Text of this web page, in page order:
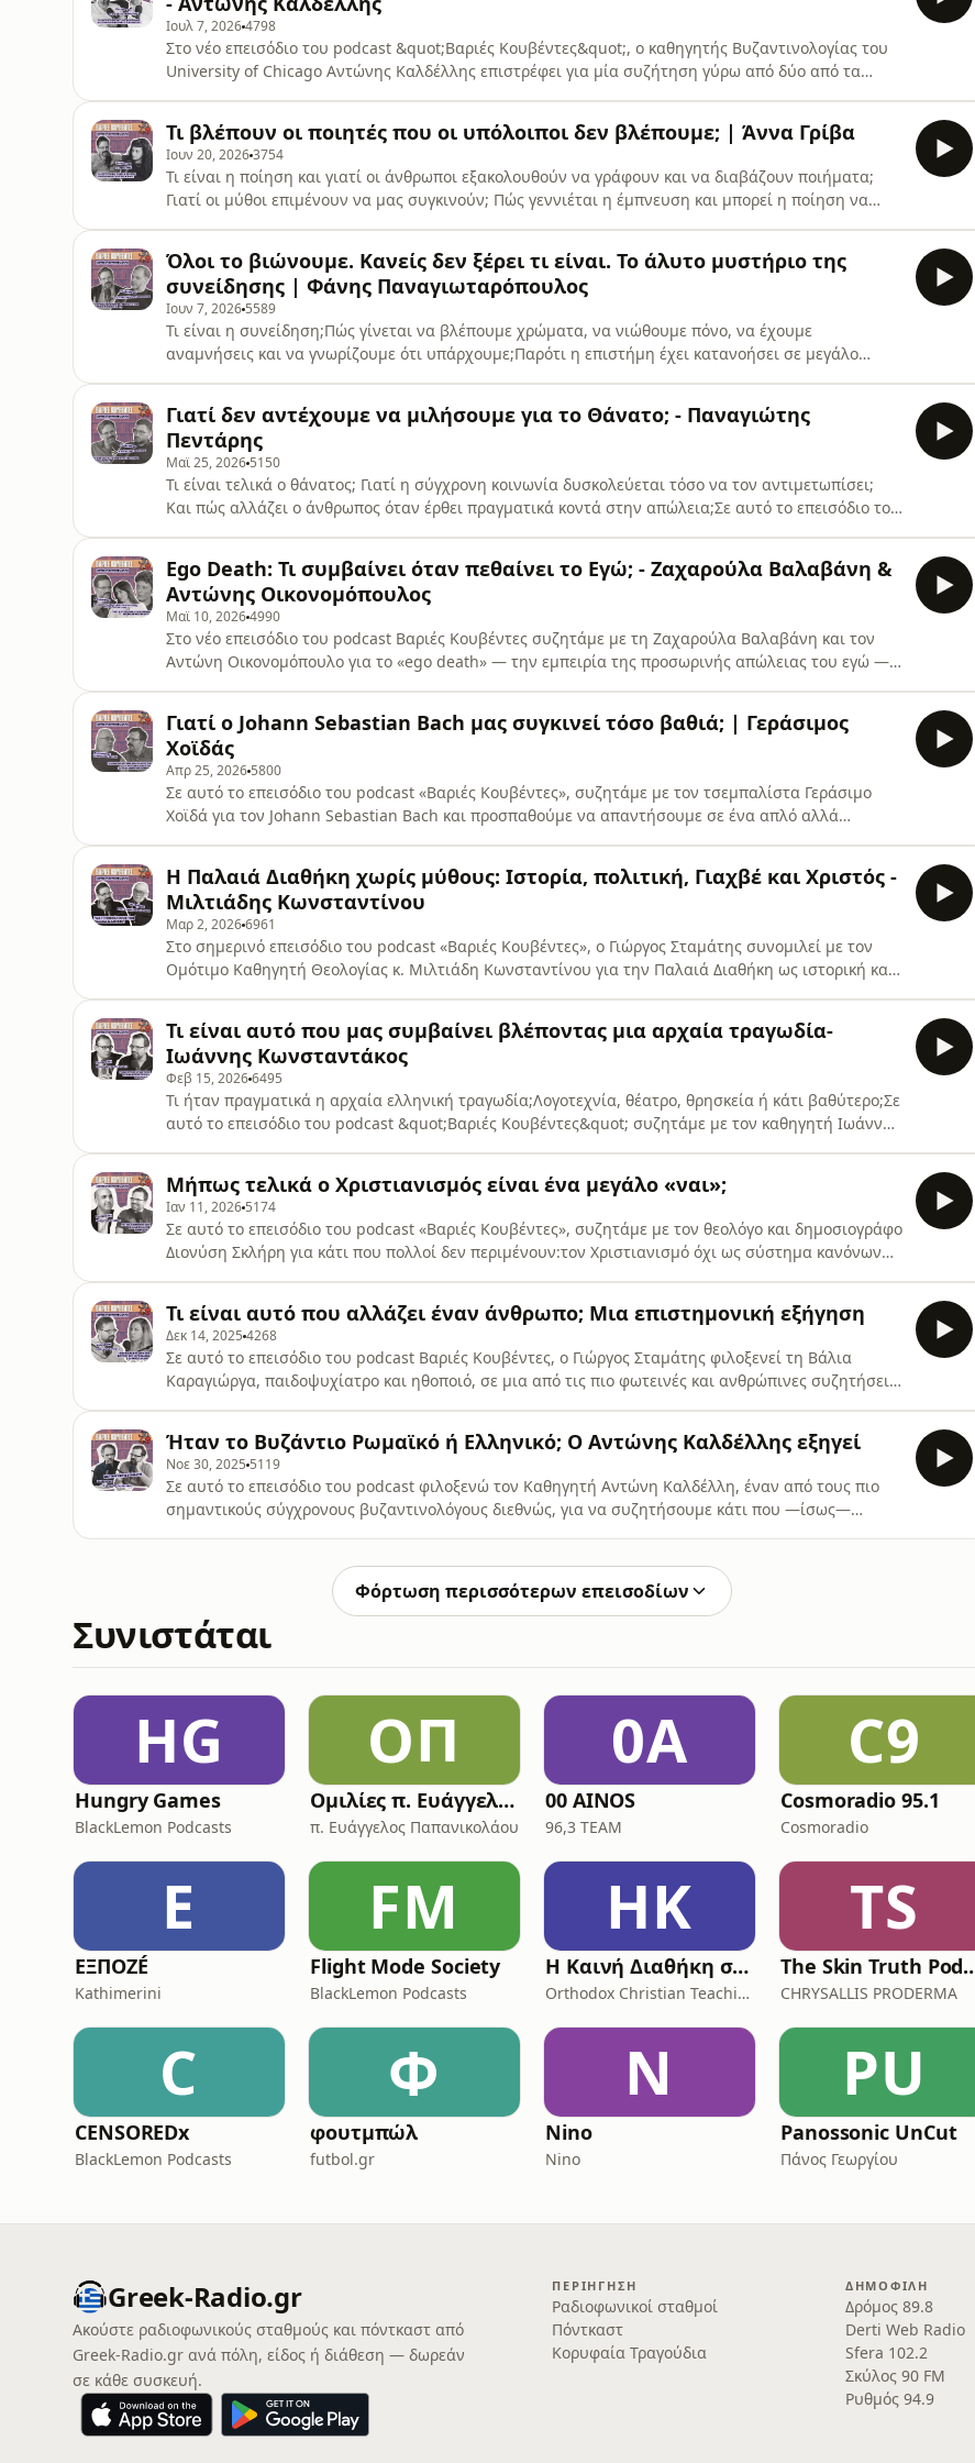
Ιουλ 7, 20264798
Στο νέο επεισόδιο του podcast &quot;Βαριές Κουβέντες&quot;, ο καθηγητής Βυζαντινολογίας του
University of Chicago Αντώνης Καλδέλλης επιστρέφει για μία συζήτηση γύρω από δύο από τα
Σταυροφορίας; Ήταν η Άλωση του 1204 ακό
Τι βλέπουν οι ποιητές που οι υπόλοιποι δεν βλέπουμε; | Άννα Γρίβα
Ιουν 20, 20263754
Τι είναι η ποίηση και γιατί οι άνθρωποι εξακολουθούν να γράφουν και να διαβάζουν ποιήματα;
Γιατί οι μύθοι επιμένουν να μας συγκινούν; Πώς γεννιέται η έμπνευση και μπορεί η ποίηση να
Γρίβα για την ποίηση, τη γλώσσα, τους μύ
Όλοι το βιώνουμε. Κανείς δεν ξέρει τι είναι. Το άλυτο μυστήριο της
συνείδησης | Φάνης Παναγιωταρόπουλος
Ιουν 7, 2026 5589
Τι είναι η συνείδηση;Πώς γίνεται να βλέπουμε χρώματα, να νιώθουμε πόνο, να έχουμε
αναμνήσεις και να γνωρίζουμε ότι υπάρχουμε;Παρότι η επιστήμη έχει κατανοήσει σε μεγάλο
Κουβέντες» συζητώ με τον Φάνη Παναγιωταρόπουλο, επίκουρο κα
Γιατί δεν αντέχουμε να μιλήσουμε για το Θάνατο; - Παναγιώτης
Πεντάρης
Μαϊ 25, 2026 5150
Τι είναι τελικά ο θάνατος; Γιατί η σύγχρονη κοινωνία δυσκολεύεται τόσο να τον αντιμετωπίσει;
Και πώς αλλάζει ο άνθρωπος όταν έρθει πραγματικά κοντά στην απώλεια;Σε αυτό το επεισόδιο του
ζωής και την ανθρώπινη ύπαρξη.Μια σ
Ego Death: Τι συμβαίνει όταν πεθαίνει το Εγώ; - Ζαχαρούλα Βαλαβάνη &
Αντώνης Οικονομόπουλος
Μαϊ 10, 20264990
Στο νέο επεισόδιο του podcast Βαριές Κουβέντες συζητάμε με τη Ζαχαρούλα Βαλαβάνη και τον
Αντώνη Οικονομόπουλο για το «ego death» — την εμπειρία της προσωρινής απώλειας του εγώ —
θεραπευτική τους χρήση, τον φόβο της διάλυσης
Γιατί ο Johann Sebastian Bach μας συγκινεί τόσο βαθιά; | Γεράσιμος
Χοϊδάς
Απρ 25, 2026 5800
Σε αυτό το επεισόδιο του podcast «Βαριές Κουβέντες», συζητάμε με τον τσεμπαλίστα Γεράσιμο
Χοϊδά για τον Johann Sebastian Bach και προσπαθούμε να απαντήσουμε σε ένα απλό αλλά
κορυφαίος συνθέτης Την πολυφωνία, τη δομή και
Η Παλαιά Διαθήκη χωρίς μύθους: Ιστορία, πολιτική, Γιαχβέ και Χριστός -
Μιλτιάδης Κωνσταντίνου
Μαρ 2, 20266961
Στο σημερινό επεισόδιο του podcast «Βαριές Κουβέντες», ο Γιώργος Σταμάτης συνομιλεί με τον
Ομότιμο Καθηγητή Θεολογίας κ. Μιλτιάδη Κωνσταντίνου για την Παλαιά Διαθήκη ως ιστορική και
«Διαθήκη» και πώς αλλοιώθηκε η καταν
Τι είναι αυτό που μας συμβαίνει βλέποντας μια αρχαία τραγωδία-
Ιωάννης Κωνσταντάκος
Φεβ 15, 20266495
Τι ήταν πραγματικά η αρχαία ελληνική τραγωδία;Λογοτεχνία, θέατρο, θρησκεία ή κάτι βαθύτερο;Σε
αυτό το επεισόδιο του podcast &quot;Βαριές Κουβέντες&quot; συζητάμε με τον καθηγητή Ιωάννη
διδακτικό ρόλο της τέχνης στην αρχαία Αθήνα.
Μήπως τελικά ο Χριστιανισμός είναι ένα μεγάλο «ναι»;
Ιαν 11, 2026 5174
Σε αυτό το επεισόδιο του podcast «Βαριές Κουβέντες», συζητάμε με τον θεολόγο και δημοσιογράφο
Διονύση Σκλήρη για κάτι που πολλοί δεν περιμένουν:τον Χριστιανισμό όχι ως σύστημα κανόνων
Μάξιμος Ομολογητής)την επιθυμία, την αυτ
Τι είναι αυτό που αλλάζει έναν άνθρωπο; Μια επιστημονική εξήγηση
Δεκ 14, 2025 4268
Σε αυτό το επεισόδιο του podcast Βαριές Κουβέντες, ο Γιώργος Σταμάτης φιλοξενεί τη Βάλια
Καραγιώργα, παιδοψυχίατρο και ηθοποιό, σε μια από τις πιο φωτεινές και ανθρώπινες συζητήσεις
χρειάζεται πλαίσιο για να μπορεί να αν
Ήταν το Βυζάντιο Ρωμαϊκό ή Ελληνικό; Ο Αντώνης Καλδέλλης εξηγεί
Νοε 30, 2025 5119
Σε αυτό το επεισόδιο του podcast φιλοξενώ τον Καθηγητή Αντώνη Καλδέλλη, έναν από τους πιο
σημαντικούς σύγχρονους βυζαντινολόγους διεθνώς, για να συζητήσουμε κάτι που —ίσως—
η συνέχεια της Ρωμαϊκής Πολιτείας και όσοι ζούσ
Φόρτωση περισσότερων επεισοδίων
Συνιστάται
HG
Hungry Games
BlackLemon Podcasts
ΟΠ
Ομιλίες π. Ευάγγελου Παπανικολάου
π. Ευάγγελος Παπανικολάου
0A
00 AINOS
96,3 TEAM
C9
Cosmoradio 95.1
Cosmoradio
Ε
ΕΞΠΟΖÉ
Kathimerini
FM
Flight Mode Society
BlackLemon Podcasts
ΗΚ
Η Καινή Διαθήκη στην vεοελληνική με μουσική υπόκρουση (Η Αγία Γραφή)
Orthodox Christian Teaching
TS
The Skin Truth Podcast
CHRYSALLIS PRODERMA
C
CENSOREDx
BlackLemon Podcasts
Φ
φουτμπώλ
futbol.gr
N
Nino
Nino
PU
Panossonic UnCut
Πάνος Γεωργίου
Greek-Radio.gr
Ακούστε ραδιοφωνικούς σταθμούς και πόντκαστ από
Greek-Radio.gr ανά πόλη, είδος ή διάθεση — δωρεάν
σε κάθε συσκευή.
ΠΕΡΙΉΓΗΣΗ
Ραδιοφωνικοί σταθμοί
Πόντκαστ
Κορυφαία Τραγούδια
ΔΗΜΟΦΙΛΉ
Δρόμος 89.8
Derti Web Radio
Sfera 102.2
Σκύλος 90 FM
Ρυθμός 94.9